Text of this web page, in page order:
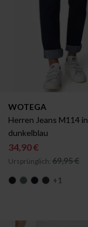
Verfügbar in:
W30/L34
WOTEGA
Herren Jeans M114 in
dunkelblau
34,90 €
Ursprünglich: 69,95 €
+1